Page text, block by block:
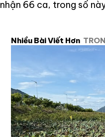
nhận 66 ca, trong số
Nhiều Bài Viết Hơn